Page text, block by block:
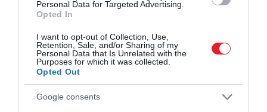
Personal Data for Targeted Advertising.
Opted In
I want to opt-out of Collection, Use,
Retention, Sale, and/or Sharing of my
Personal Data that Is Unrelated with the
Purposes for which it was collected.
Opted Out
Google consents
bérfejlesztést és negyedéves termelési bónuszt
biztosít, valamint számos béren kívüli juttatást is:
magánegészségbiztosítást, szűrővizsgálatokat, gyári
egészségközponti ellátást, cafeteriát, támogatott
étkezést ésmunkába járási hozzájárulást